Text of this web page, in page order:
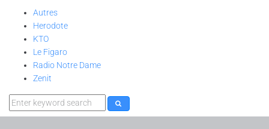
Autres
Herodote
KTO
Le Figaro
Radio Notre Dame
Zenit